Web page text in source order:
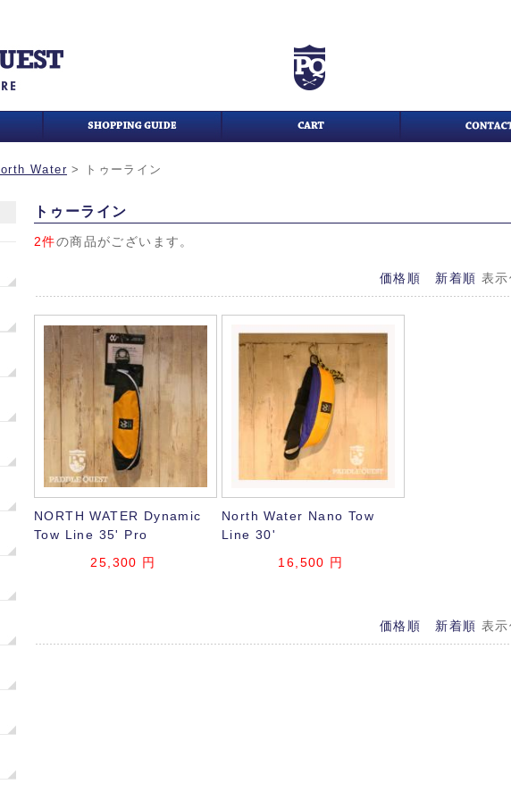
Water > トゥーライン
トゥーライン
2件の商品がございます。
価格順 新着順 表
NORTH WATER Dynamic
Tow Line 35' Pro
25,300 円
North Water Nano Tow
Line 30'
16,500 円
価格順 新着順 表